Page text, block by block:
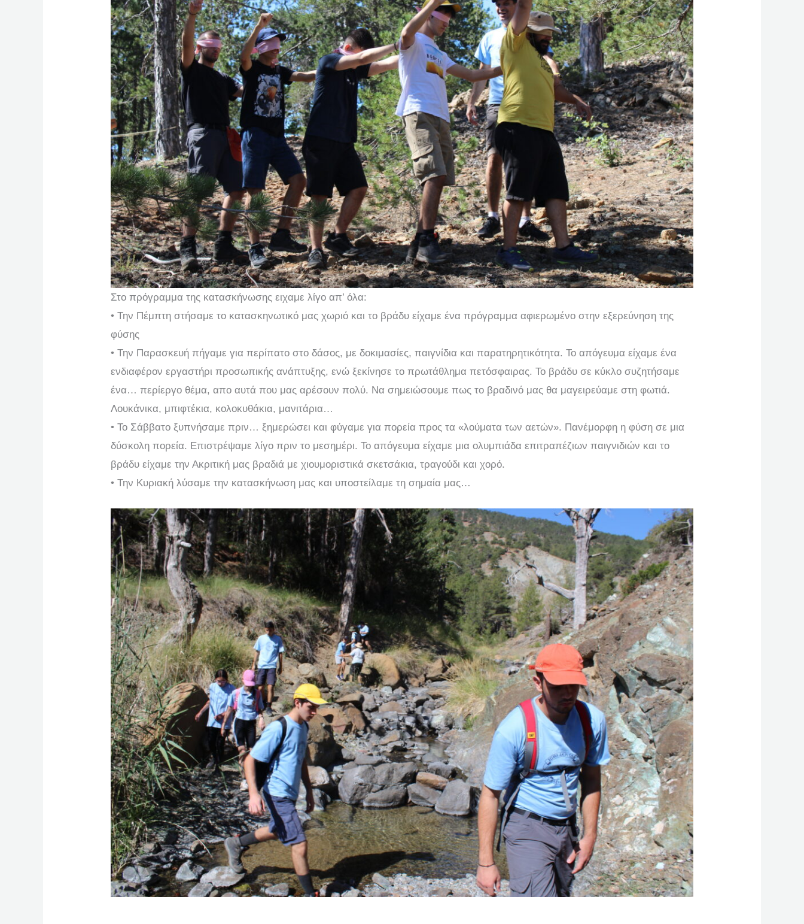
Στο πρόγραμμα της κατασκήνωσης ειχαμε λίγο απ’ όλα:
• Την Πέμπτη στήσαμε το κατασκηνωτικό μας χωριό και το βράδυ είχαμε ένα πρόγραμμα αφιερωμένο στην εξερεύνηση της
φύσης
• Την Παρασκευή πήγαμε για περίπατο στο δάσος, με δοκιμασίες, παιγνίδια και παρατηρητικότητα. Το απόγευμα είχαμε ένα
ενδιαφέρον εργαστήρι προσωπικής ανάπτυξης, ενώ ξεκίνησε το πρωτάθλημα πετόσφαιρας. Το βράδυ σε κύκλο συζητήσαμε
ένα… περίεργο θέμα, απο αυτά που μας αρέσουν πολύ. Να σημειώσουμε πως το βραδινό μας θα μαγειρεύαμε στη φωτιά.
Λουκάνικα, μπιφτέκια, κολοκυθάκια, μανιτάρια…
• Το Σάββατο ξυπνήσαμε πριν… ξημερώσει και φύγαμε για πορεία προς τα «λούματα των αετών». Πανέμορφη η φύση σε μια
δύσκολη πορεία. Επιστρέψαμε λίγο πριν το μεσημέρι. Το απόγευμα είχαμε μια ολυμπιάδα επιτραπέζιων παιγνιδιών και το
βράδυ είχαμε την Ακριτική μας βραδιά με χιουμοριστικά σκετσάκια, τραγούδι και χορό.
• Την Κυριακή λύσαμε την κατασκήνωση μας και υποστείλαμε τη σημαία μας…